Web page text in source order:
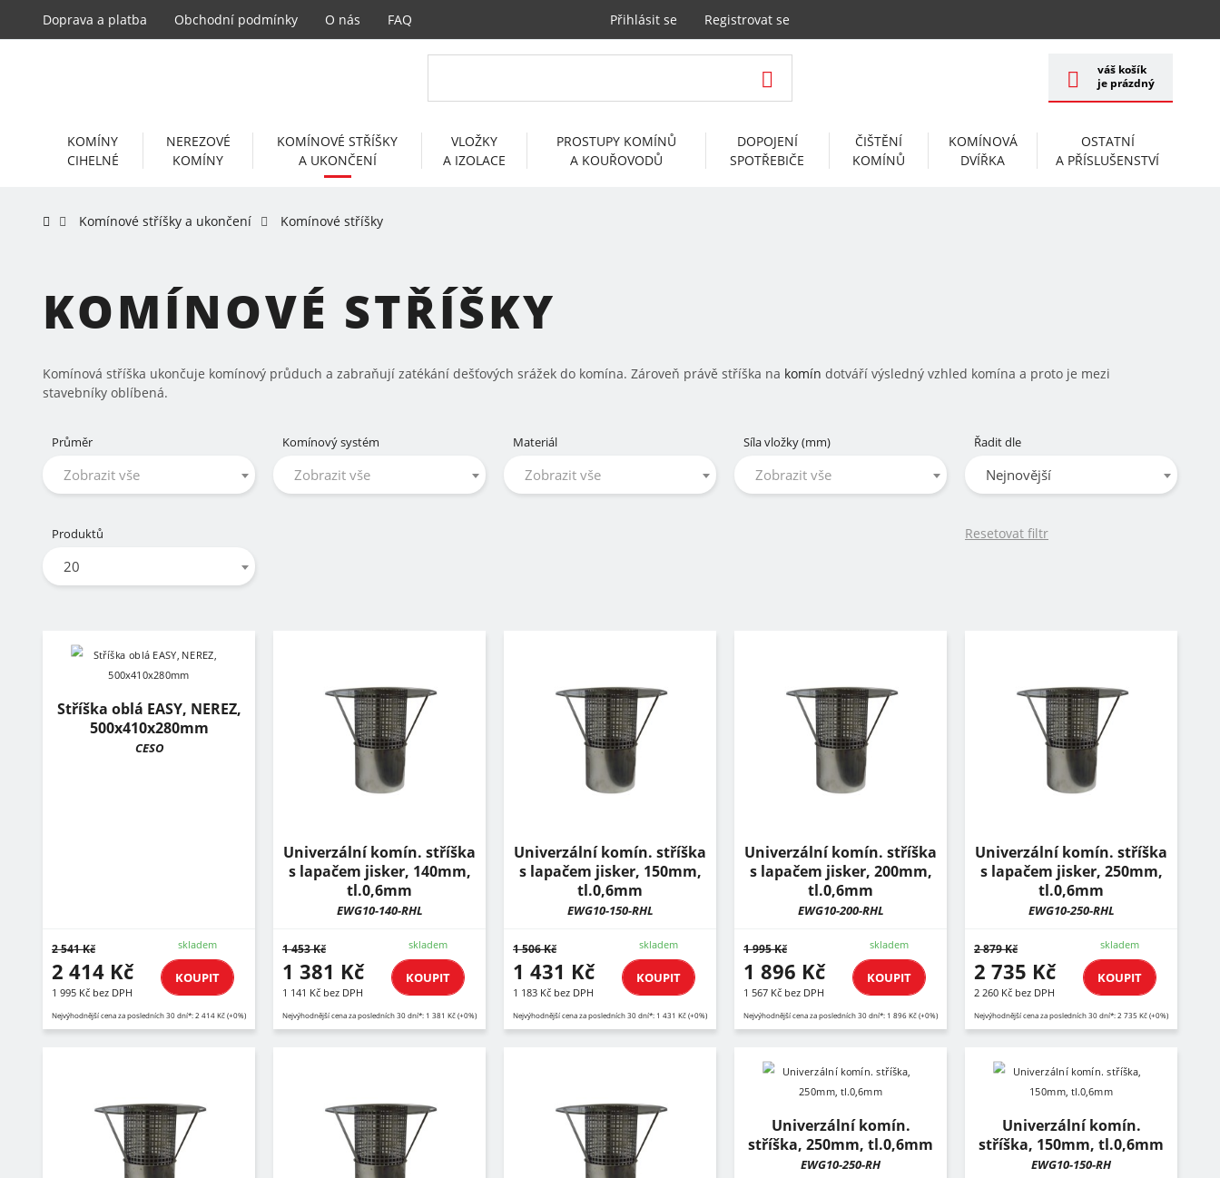
Doprava a platba Obchodní podmínky O nás FAQ Přihlásit se Registrovat se
váš košík
je prázdný
KOMÍNY
CIHELNÉ
NEREZOVÉ
KOMÍNY
KOMÍNOVÉ STŘÍŠKY
A UKONČENÍ
VLOŽKY
A IZOLACE
PROSTUPY KOMÍNŮ
A KOUŘOVODŮ
DOPOJENÍ
SPOTŘEBIČE
ČIŠTĚNÍ
KOMÍNŮ
KOMÍNOVÁ
DVÍŘKA
OSTATNÍ
A PŘÍSLUŠENSTVÍ
Komínové stříšky a ukončení Komínové stříšky
KOMÍNOVÉ STŘÍŠKY
Komínová stříška ukončuje komínový průduch a zabraňují zatékání dešťových srážek do komína. Zároveň právě stříška na komín dotváří výsledný vzhled komína a proto je mezi
stavebníky oblíbená.
Průměr
Zobrazit vše
Komínový systém
Zobrazit vše
Materiál
Zobrazit vše
Síla vložky (mm)
Zobrazit vše
Řadit dle
Nejnovější
Produktů
20
Resetovat filtr
Stříška oblá EASY, NEREZ,
500x410x280mm
CESO
2 541 Kč
2 414 Kč
1 995 Kč bez DPH
skladem
KOUPIT
Nejvýhodnější cena za posledních 30 dní*: 2 414 Kč (+0%)
Univerzální komín. stříška
s lapačem jisker, 140mm,
tl.0,6mm
EWG10-140-RHL
1 453 Kč
1 381 Kč
1 141 Kč bez DPH
skladem
KOUPIT
Nejvýhodnější cena za posledních 30 dní*: 1 381 Kč (+0%)
Univerzální komín. stříška
s lapačem jisker, 150mm,
tl.0,6mm
EWG10-150-RHL
1 506 Kč
1 431 Kč
1 183 Kč bez DPH
skladem
KOUPIT
Nejvýhodnější cena za posledních 30 dní*: 1 431 Kč (+0%)
Univerzální komín. stříška
s lapačem jisker, 200mm,
tl.0,6mm
EWG10-200-RHL
1 995 Kč
1 896 Kč
1 567 Kč bez DPH
skladem
KOUPIT
Nejvýhodnější cena za posledních 30 dní*: 1 896 Kč (+0%)
Univerzální komín. stříška
s lapačem jisker, 250mm,
tl.0,6mm
EWG10-250-RHL
2 879 Kč
2 735 Kč
2 260 Kč bez DPH
skladem
KOUPIT
Nejvýhodnější cena za posledních 30 dní*: 2 735 Kč (+0%)
Univerzální komín.
stříška, 250mm, tl.0,6mm
EWG10-250-RH
Univerzální komín.
stříška, 150mm, tl.0,6mm
EWG10-150-RH